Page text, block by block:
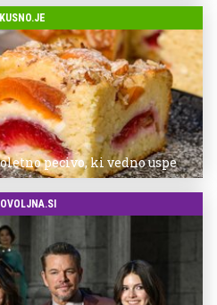
pecivo, ki vedno uspe